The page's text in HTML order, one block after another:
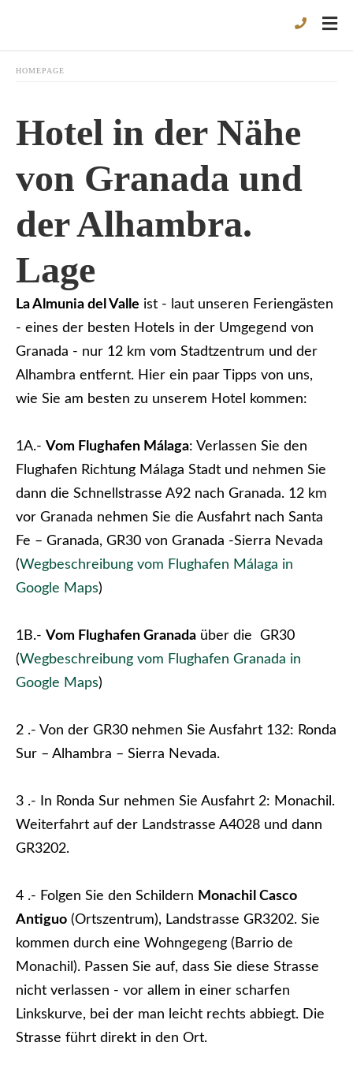
HOMEPAGE
Hotel in der Nähe
von Granada und
der Alhambra.
Lage
La Almunia del Valle ist - laut unseren Feriengästen
- eines der besten Hotels in der Umgegend von
Granada - nur 12 km vom Stadtzentrum und der
Alhambra entfernt. Hier ein paar Tipps von uns,
wie Sie am besten zu unserem Hotel kommen:
1A.- Vom Flughafen Málaga: Verlassen Sie den
Flughafen Richtung Málaga Stadt und nehmen Sie
dann die Schnellstrasse A92 nach Granada. 12 km
vor Granada nehmen Sie die Ausfahrt nach Santa
Fe – Granada, GR30 von Granada -Sierra Nevada
(Wegbeschreibung vom Flughafen Málaga in
Google Maps)
1B.- Vom Flughafen Granada über die GR30
(Wegbeschreibung vom Flughafen Granada in
Google Maps)
2 .- Von der GR30 nehmen Sie Ausfahrt 132: Ronda
Sur – Alhambra – Sierra Nevada.
3 .- In Ronda Sur nehmen Sie Ausfahrt 2: Monachil.
Weiterfahrt auf der Landstrasse A4028 und dann
GR3202.
4 .- Folgen Sie den Schildern Monachil Casco
Antiguo (Ortszentrum), Landstrasse GR3202. Sie
kommen durch eine Wohngegeng (Barrio de
Monachil). Passen Sie auf, dass Sie diese Strasse
nicht verlassen - vor allem in einer scharfen
Linkskurve, bei der man leicht rechts abbiegt. Die
Strasse führt direkt in den Ort.